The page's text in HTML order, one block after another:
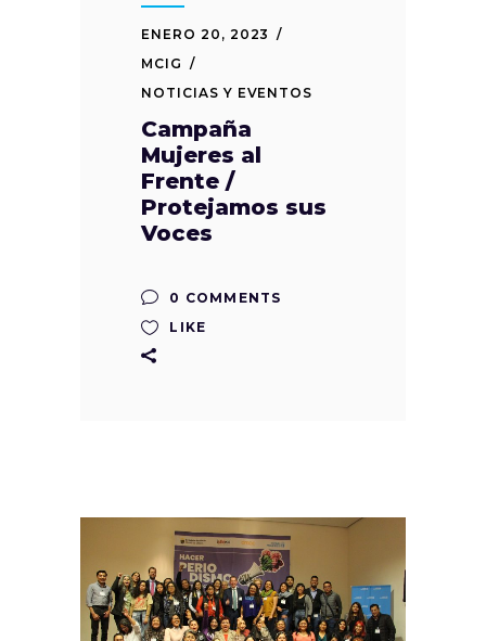
ENERO 20, 2023
MCIG
NOTICIAS Y EVENTOS
Campaña
Mujeres al
Frente /
Protejamos sus
Voces
0 COMMENTS
LIKE